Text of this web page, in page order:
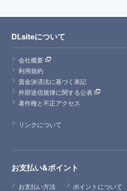
DLsiteについて
会社概要
利用規約
資金決済法に基づく表記
外部送信規律に関する公表
著作権と不正アクセス
リンクについて
お支払い&ポイント
お支払い方法 ポイントについて